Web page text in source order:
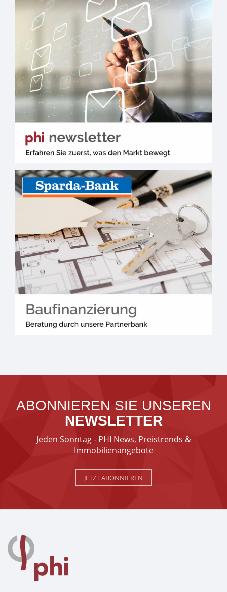
ABONNIEREN SIE UNSEREN
NEWSLETTER
Jeden Sonntag - PHI News, Preistrends &
Immobilienangebote
JETZT ABONNIEREN